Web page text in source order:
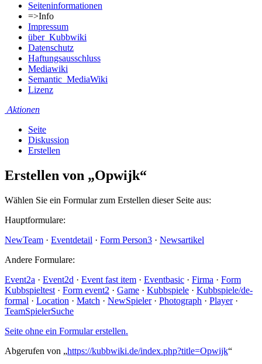
Seiten­informationen
=>Info
Impressum
über_Kubbwiki
Datenschutz
Haftungsausschluss
Mediawiki
Semantic_MediaWiki
Lizenz
Aktionen
Seite
Diskussion
Erstellen
Erstellen von „Opwijk“
Wählen Sie ein Formular zum Erstellen dieser Seite aus:
Hauptformulare:
NewTeam · Eventdetail · Form Person3 · Newsartikel
Andere Formulare:
Event2a · Event2d · Event fast item · Eventbasic · Firma · Form
Kubbspieltest · Form event2 · Game · Kubbspiele · Kubbspiele/de-
formal · Location · Match · NewSpieler· Photograph · Player·
TeamSpielerSuche
Seite ohne ein Formular erstellen.
Abgerufen von „https://kubbwiki.de/index.php?title=Opwijk“